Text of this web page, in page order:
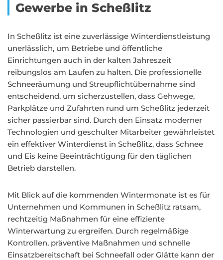
Gewerbe in Scheßlitz
In Scheßlitz ist eine zuverlässige Winterdienstleistung
unerlässlich, um Betriebe und öffentliche
Einrichtungen auch in der kalten Jahreszeit
reibungslos am Laufen zu halten. Die professionelle
Schneeräumung und Streupflichtübernahme sind
entscheidend, um sicherzustellen, dass Gehwege,
Parkplätze und Zufahrten rund um Scheßlitz jederzeit
sicher passierbar sind. Durch den Einsatz moderner
Technologien und geschulter Mitarbeiter gewährleistet
ein effektiver Winterdienst in Scheßlitz, dass Schnee
und Eis keine Beeinträchtigung für den täglichen
Betrieb darstellen.
Mit Blick auf die kommenden Wintermonate ist es für
Unternehmen und Kommunen in Scheßlitz ratsam,
rechtzeitig Maßnahmen für eine effiziente
Winterwartung zu ergreifen. Durch regelmäßige
Kontrollen, präventive Maßnahmen und schnelle
Einsatzbereitschaft bei Schneefall oder Glätte kann der